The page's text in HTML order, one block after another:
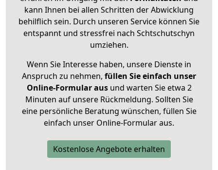
kann Ihnen bei allen Schritten der Abwicklung
behilflich sein. Durch unseren Service können Sie
entspannt und stressfrei nach Schtschutschyn
umziehen.
Wenn Sie Interesse haben, unsere Dienste in
Anspruch zu nehmen, füllen Sie einfach unser
Online-Formular ausund warten Sie etwa 2
Minuten auf unsere Rückmeldung. Sollten Sie
eine persönliche Beratung wünschen, füllen Sie
einfach unser Online-Formular aus.
Kostenlose Angebote erhalten